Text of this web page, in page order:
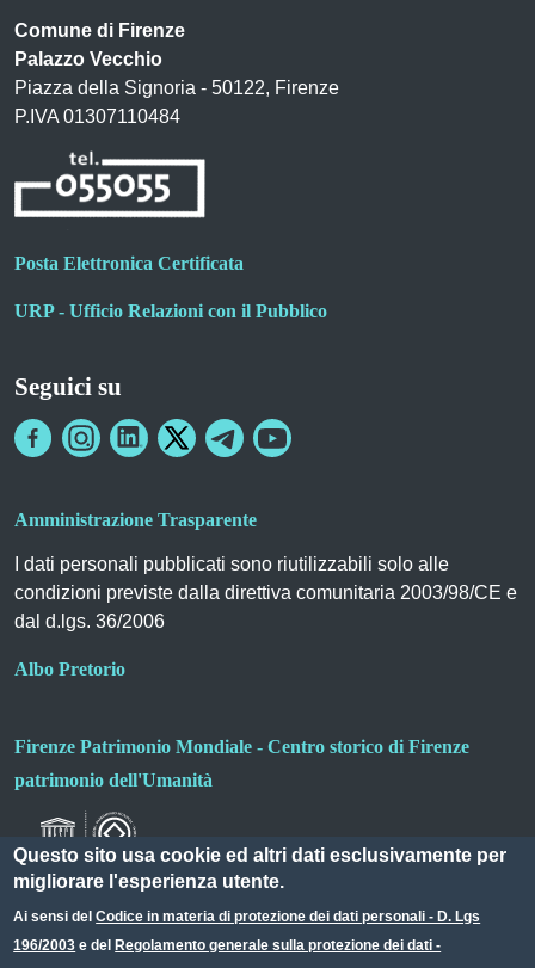
Comune di Firenze
Palazzo Vecchio
Piazza della Signoria - 50122, Firenze
P.IVA 01307110484
Posta Elettronica Certificata
URP - Ufficio Relazioni con il Pubblico
Seguici su
Amministrazione Trasparente
I dati personali pubblicati sono riutilizzabili solo alle
condizioni previste dalla direttiva comunitaria 2003/98/CE e
dal d.lgs. 36/2006
Albo Pretorio
Firenze Patrimonio Mondiale - Centro storico di Firenze
patrimonio dell'Umanità
Small prints
Useful links section
Questo sito usa cookie ed altri dati esclusivamente per
migliorare l'esperienza utente.
Ai sensi delCodice in materia di protezione dei dati personali - D. Lgs
196/2003 e del Regolamento generale sulla protezione dei dati -